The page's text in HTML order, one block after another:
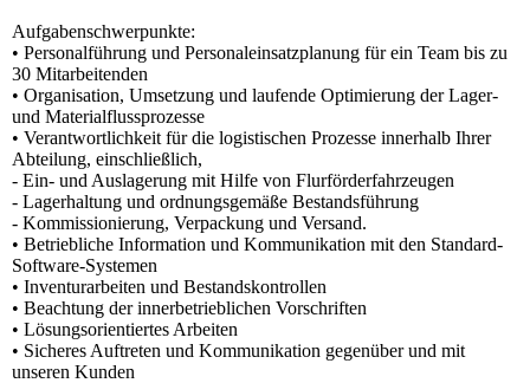
Aufgabenschwerpunkte:
• Personalführung und Personaleinsatzplanung für ein Team bis zu
30 Mitarbeitenden
• Organisation, Umsetzung und laufende Optimierung der Lager-
und Materialflussprozesse
• Verantwortlichkeit für die logistischen Prozesse innerhalb Ihrer
Abteilung, einschließlich,
- Ein- und Auslagerung mit Hilfe von Flurförderfahrzeugen
- Lagerhaltung und ordnungsgemäße Bestandsführung
- Kommissionierung, Verpackung und Versand.
• Betriebliche Information und Kommunikation mit den Standard-
Software-Systemen
• Inventurarbeiten und Bestandskontrollen
• Beachtung der innerbetrieblichen Vorschriften
• Lösungsorientiertes Arbeiten
• Sicheres Auftreten und Kommunikation gegenüber und mit
unseren Kunden